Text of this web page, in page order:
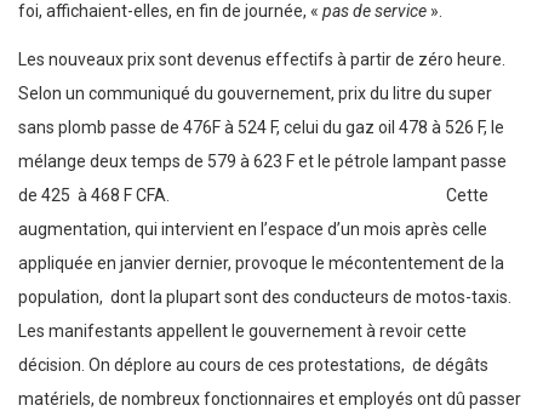
foi, affichaient-elles, en fin de journée, « pas de service ».
Les nouveaux prix sont devenus effectifs à partir de zéro heure.
Selon un communiqué du gouvernement, prix du litre du super
sans plomb passe de 476F à 524 F, celui du gaz oil 478 à 526 F, le
mélange deux temps de 579 à 623 F et le pétrole lampant passe
de 425 à 468 F CFA. Cette
augmentation, qui intervient en l’espace d’un mois après celle
appliquée en janvier dernier, provoque le mécontentement de la
population, dont la plupart sont des conducteurs de motos-taxis.
Les manifestants appellent le gouvernement à revoir cette
décision. On déplore au cours de ces protestations, de dégâts
matériels, de nombreux fonctionnaires et employés ont dû passer